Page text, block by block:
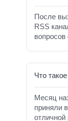
После
RSS
вопросов
Что
Месяц
приняли